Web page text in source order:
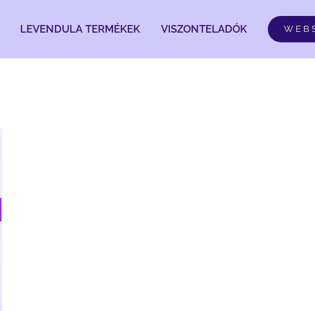
LEVENDULA TERMÉKEK VISZONTELADÓK